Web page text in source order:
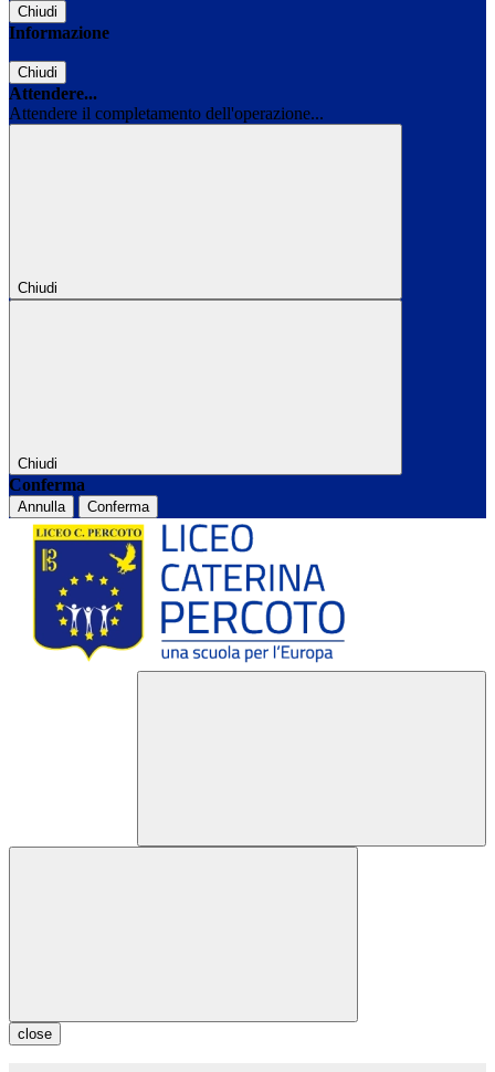
Chiudi
Informazione
Chiudi
Attendere...
Attendere il completamento dell'operazione...
Chiudi
Chiudi
Conferma
Annulla Conferma
close